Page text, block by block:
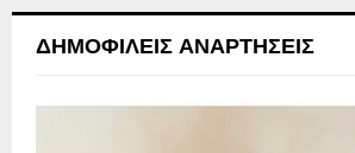
ΔΗΜΟΦΙΛΕΊΣ ΑΝΑΡΤΉΣΕΙΣ